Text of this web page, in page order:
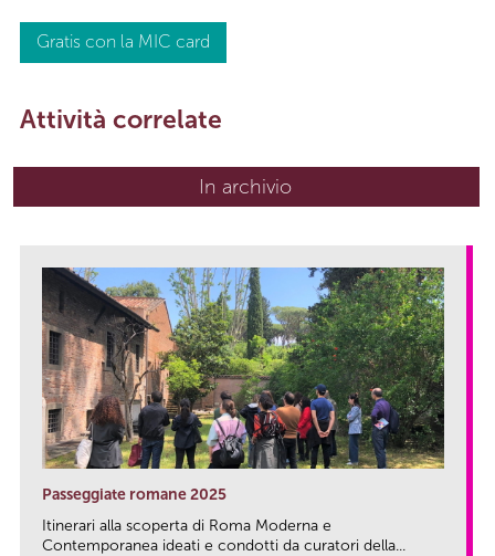
Gratis con la MIC card
Attività correlate
In archivio
Passeggiate romane 2025
Itinerari alla scoperta di Roma Moderna e
Contemporanea ideati e condotti da curatori della...